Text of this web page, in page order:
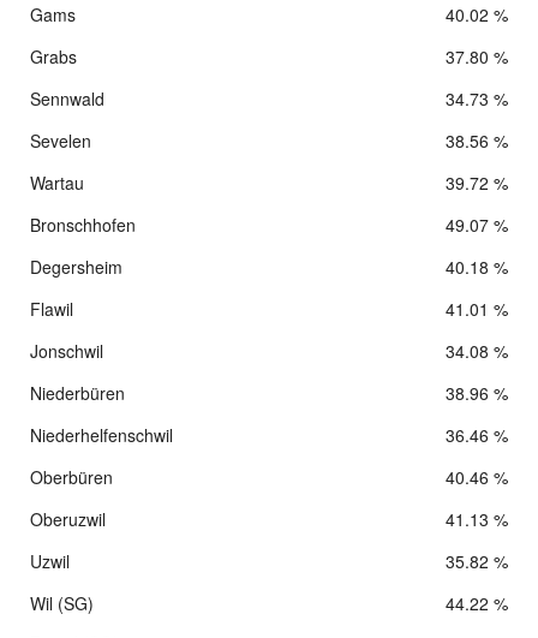
Gams
40.02 %
Grabs
37.80 %
Sennwald
34.73 %
Sevelen
38.56 %
Wartau
39.72 %
Bronschhofen
49.07 %
Degersheim
40.18 %
Flawil
41.01 %
Jonschwil
34.08 %
Niederbüren
38.96 %
Niederhelfenschwil
36.46 %
Oberbüren
40.46 %
Oberuzwil
41.13 %
Uzwil
35.82 %
Wil (SG)
44.22 %